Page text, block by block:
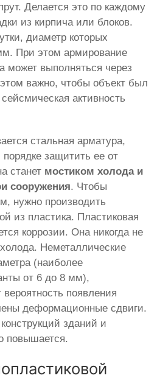
Делается это по каждому
из кирпича или блоков.
диаметр которых
При этом армирование
может выполняться через
важно, чтобы объект был
активность
стальная арматура,
защитить ее от
станет мостиком холода и
сооружения. Чтобы
нужно производить
из пластика. Пластиковая
коррозии. Она никогда не
Неметаллические
(наиболее
от 6 до 8 мм),
появления
деформационные сдвиги.
зданий и
повышается.